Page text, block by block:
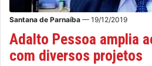
Santana de Parnaíba — 19/12/2019
Adalto Pessoa amplia
com diversos projetos